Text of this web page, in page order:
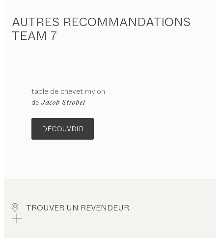
AUTRES RECOMMANDATIONS
TEAM 7
table de chevet mylon
de Jacob Strobel
DÉCOUVRIR
TROUVER UN REVENDEUR